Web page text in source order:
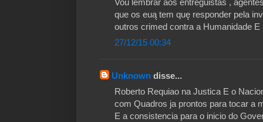
Vou lembrar aos entreguistas ,
que os euą tem quę responder pela
outros crimed contra a Humanidade E
27/12/15 00:34
Unknown disse...
Roberto Requiao na Justica E o
com Quadros ja prontos para tocar a
E a consistencia para o inicio do